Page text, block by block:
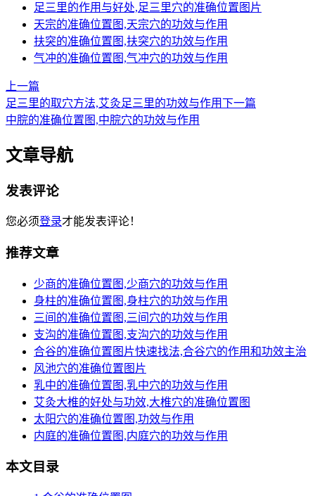
足三里的作用与好处,足三里穴的准确位置图片
天宗的准确位置图,天宗穴的功效与作用
扶突的准确位置图,扶突穴的功效与作用
气冲的准确位置图,气冲穴的功效与作用
上一篇
足三里的取穴方法,艾灸足三里的功效与作用下一篇
中脘的准确位置图,中脘穴的功效与作用
文章导航
发表评论
您必须登录才能发表评论！
推荐文章
少商的准确位置图,少商穴的功效与作用
身柱的准确位置图,身柱穴的功效与作用
三间的准确位置图,三间穴的功效与作用
支沟的准确位置图,支沟穴的功效与作用
合谷的准确位置图片快速找法,合谷穴的作用和功效主治
风池穴的准确位置图片
乳中的准确位置图,乳中穴的功效与作用
艾灸大椎的好处与功效,大椎穴的准确位置图
太阳穴的准确位置图,功效与作用
内庭的准确位置图,内庭穴的功效与作用
本文目录